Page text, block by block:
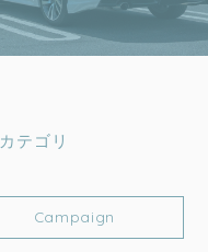
カテゴリ
Campaign